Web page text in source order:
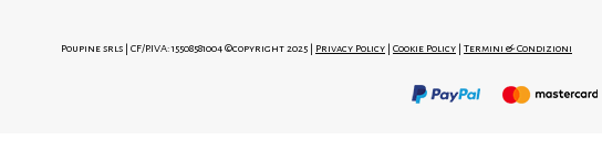
Poupine srls | CF/P.IVA: 15508581004 ©copyright 2025 | Privacy Policy | Cookie Policy | Termini & Condizioni